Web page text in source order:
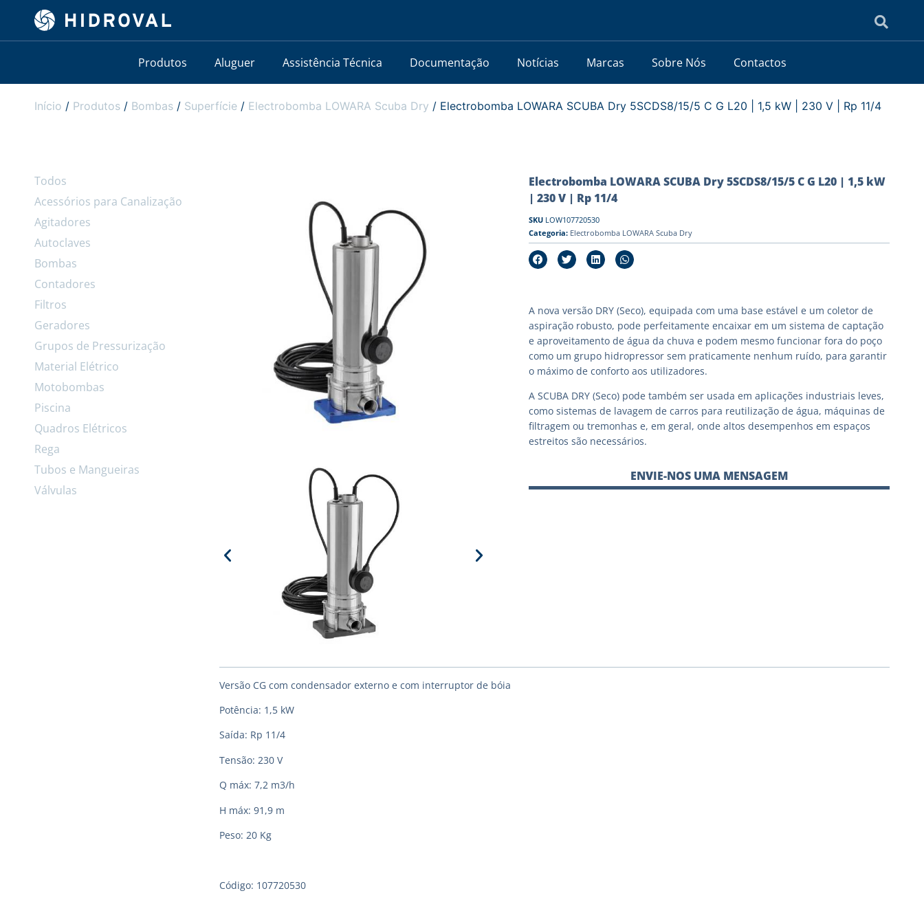
Produtos Aluguer Assistência Técnica Documentação Notícias Marcas Sobre Nós Contactos
Início / Produtos / Bombas / Superfície / Electrobomba LOWARA Scuba Dry / Electrobomba LOWARA SCUBA Dry 5SCDS8/15/5 C G L20 | 1,5 kW | 230 V | Rp 11/4
Todos
Acessórios para Canalização
Agitadores
Autoclaves
Bombas
Contadores
Filtros
Geradores
Grupos de Pressurização
Material Elétrico
Motobombas
Piscina
Quadros Elétricos
Rega
Tubos e Mangueiras
Válvulas
Electrobomba LOWARA SCUBA Dry 5SCDS8/15/5 C G L20 | 1,5 kW
| 230 V | Rp 11/4
SKU LOW107720530
Categoria: Electrobomba LOWARA Scuba Dry
A nova versão DRY (Seco), equipada com uma base estável e um coletor de
aspiração robusto, pode perfeitamente encaixar em um sistema de captação
e aproveitamento de água da chuva e podem mesmo funcionar fora do poço
como um grupo hidropressor sem praticamente nenhum ruído, para garantir
o máximo de conforto aos utilizadores.
A SCUBA DRY (Seco) pode também ser usada em aplicações industriais leves,
como sistemas de lavagem de carros para reutilização de água, máquinas de
filtragem ou tremonhas e, em geral, onde altos desempenhos em espaços
estreitos são necessários.
ENVIE-NOS UMA MENSAGEM
Versão CG com condensador externo e com interruptor de bóia
Potência: 1,5 kW
Saída: Rp 11/4
Tensão: 230 V
Q máx: 7,2 m3/h
H máx: 91,9 m
Peso: 20 Kg
Código: 107720530